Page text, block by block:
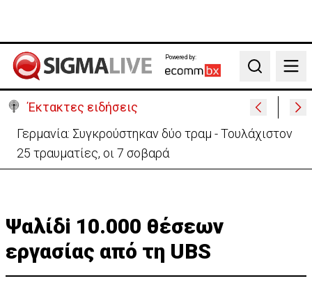
Powered by:
Search
Έκτακτες ειδήσεις
Γερμανία: Συγκρούστηκαν δύο τραμ - Τουλάχιστον
25 τραυματίες, οι 7 σοβαρά
Ψαλίδi 10.000 θέσεων
εργασίας από τη UBS